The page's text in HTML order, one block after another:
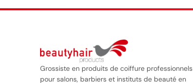
Grossiste en produits de coiffure professionnels
pour salons, barbiers et instituts de beauté en